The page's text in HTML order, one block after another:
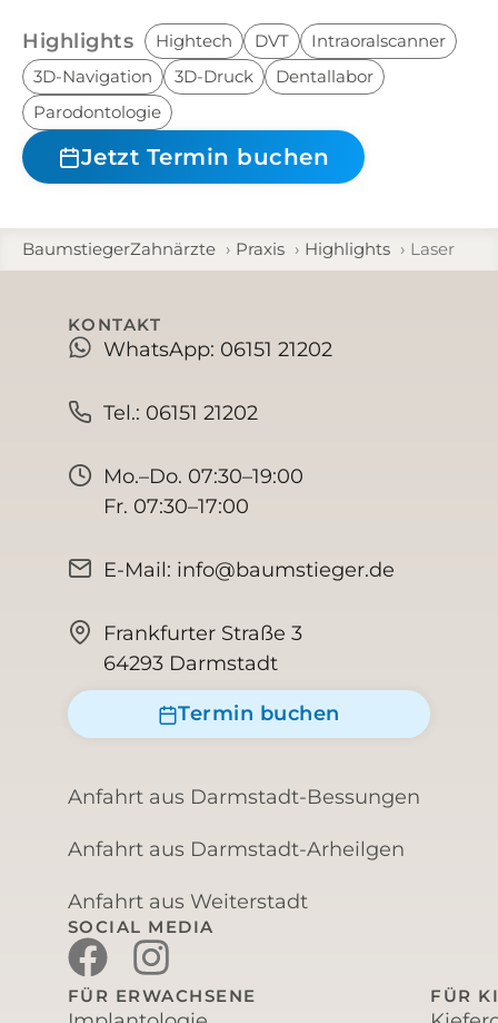
Highlights Hightech DVT
Intraoralscanner
3D-Navigation
3D-Druck
Dentallabor
Parodontologie
Jetzt Termin buchen
BaumstiegerZahnärzte Praxis Highlights Laser
KONTAKT
WhatsApp: 06151 21202
Tel.: 06151 21202
Mo.–Do. 07:30–19:00
Fr. 07:30–17:00
E-Mail: info@baumstieger.de
Frankfurter Straße 3
64293 Darmstadt
Termin buchen
Anfahrt aus Darmstadt-Bessungen
Anfahrt aus Darmstadt-Arheilgen
Anfahrt aus Weiterstadt
SOCIAL MEDIA
FÜR ERWACHSENE FÜR